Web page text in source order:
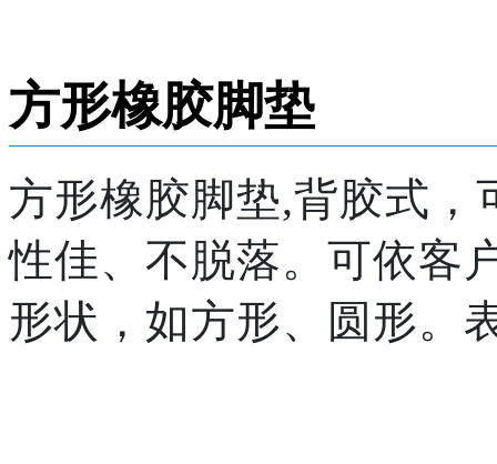
方形橡胶脚垫
方形橡胶脚垫,背胶式
性佳、不脱落。可依客
形状，如方形、圆形。